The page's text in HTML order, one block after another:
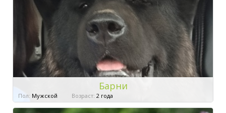
Барни
Пол: Мужской Возраст: 2 года